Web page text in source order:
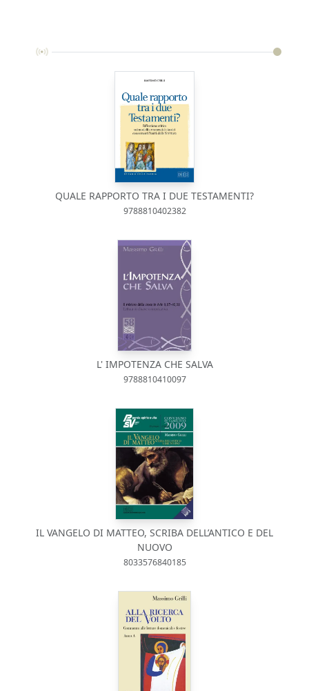
QUALE RAPPORTO TRA I DUE TESTAMENTI?
9788810402382
L' IMPOTENZA CHE SALVA
9788810410097
IL VANGELO DI MATTEO, SCRIBA DELL’ANTICO E DEL
NUOVO
8033576840185